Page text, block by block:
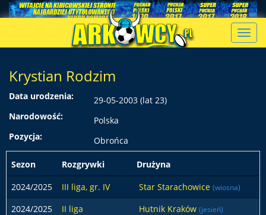
Krystian Rodzim
Data urodzenia:
29-05-2003 (lat 23)
Narodowość:
Polska
Pozycja:
Obrońca
Sezon Rozgrywki
Drużyna
2024/2025
III liga, gr. IV Star Starachowice (wiosna)
2024/2025 II liga Hutnik Kraków (jesień)